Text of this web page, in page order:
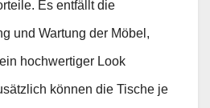
Es entfällt die
und Wartung der Möbel,
hochwertiger Look
können die Tische je